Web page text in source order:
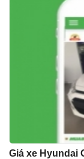
Giá xe Hyundai